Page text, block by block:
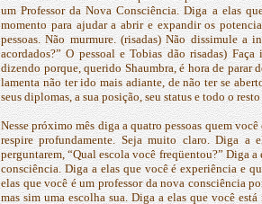
um Professor da Nova Consciência. Diga a elas
momento para ajudar a abrir e expandir os
pessoas. Não murmure. (risadas) Não dissimule a
acordados?” O pessoal e Tobias dão risadas)
dizendo porque, querido Shaumbra, é hora de parar
lamenta não ter ido mais adiante, de não ter se
seus diplomas, a sua posição, seu status e todo o
Nesse próximo mês diga a quatro pessoas quem
respire profundamente. Seja muito claro. Diga a
perguntarem, “Qual escola você freqüentou?” Diga
consciência. Diga a elas que você é experiência e
elas que você é um professor da nova consciência
mas sim uma escolha sua. Diga a elas que você